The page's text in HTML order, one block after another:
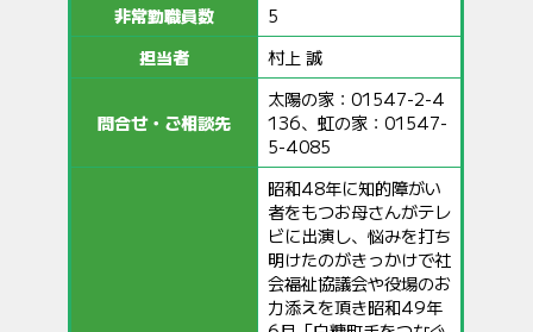
非常勤職員数
5
担当者
村上 誠
問合せ・ご相談先
太陽の家：01547-2-4
136、虹の家：01547-
5-4085
昭和48年に知的障がい
者をもつお母さんがテレ
ビに出演し、悩みを打ち
明けたのがきっかけで社
会福祉協議会や役場のお
力添えを頂き昭和49年